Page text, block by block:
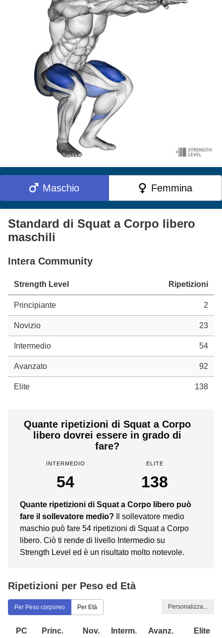
Maschio Femmina
Standard di Squat a Corpo libero
maschili
Intera Community
Strength Level Ripetizioni
Principiante 2
Novizio 23
Intermedio 54
Avanzato 92
Elite 138
Quante ripetizioni di Squat a Corpo
libero dovrei essere in grado di
fare?
INTERMEDIO
54
ELITE
138
Quante ripetizioni di Squat a Corpo libero può
fare il sollevatore medio?
Il sollevatore medio
maschio può fare 54 ripetizioni di Squat a Corpo
libero. Ciò ti rende di livello Intermedio su
Strength Level ed è un risultato molto notevole.
Ripetizioni per Peso ed Età
Per Peso corporeo Per Età Personalizza...
PC Princ. Nov. Interm. Avanz.
Elite